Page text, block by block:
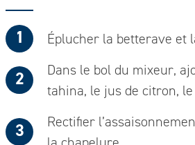
Éplucher la betterave et
Dans le bol du mixeur,
tahina, le jus de citron,
Rectifier